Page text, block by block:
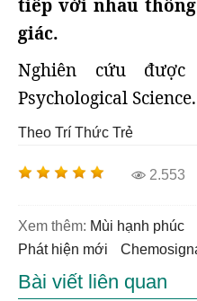
tiếp với nhau
giác.
Nghiên cứu
Psychological Science.
Theo Trí Thức Trẻ
2.553
Xem thêm: mùi hạnh phúc
phát hiện mới
Bài viết liên quan